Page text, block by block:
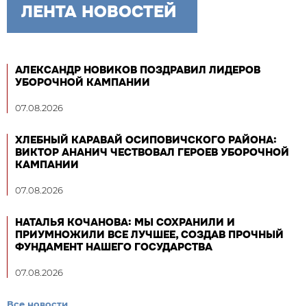
ЛЕНТА НОВОСТЕЙ
АЛЕКСАНДР НОВИКОВ ПОЗДРАВИЛ ЛИДЕРОВ
УБОРОЧНОЙ КАМПАНИИ
07.08.2026
ХЛЕБНЫЙ КАРАВАЙ ОСИПОВИЧСКОГО РАЙОНА:
ВИКТОР АНАНИЧ ЧЕСТВОВАЛ ГЕРОЕВ УБОРОЧНОЙ
КАМПАНИИ
07.08.2026
НАТАЛЬЯ КОЧАНОВА: МЫ СОХРАНИЛИ И
ПРИУМНОЖИЛИ ВСЕ ЛУЧШЕЕ, СОЗДАВ ПРОЧНЫЙ
ФУНДАМЕНТ НАШЕГО ГОСУДАРСТВА
07.08.2026
Все новости